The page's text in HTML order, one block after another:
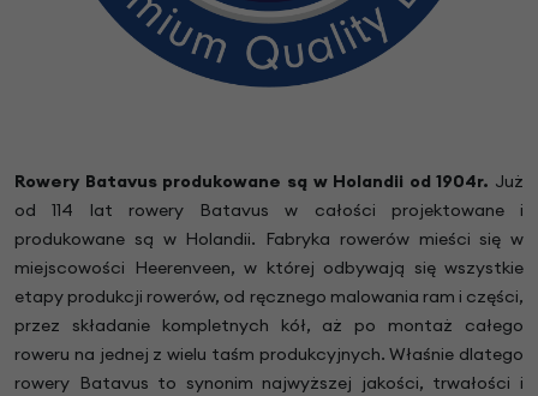
Rowery Batavus produkowane są w Holandii od 1904r. Już
od 114 lat rowery Batavus w całości projektowane i
produkowane są w Holandii. Fabryka rowerów mieści się w
miejscowości Heerenveen, w której odbywają się wszystkie
etapy produkcji rowerów, od ręcznego malowania ram i części,
przez składanie kompletnych kół, aż po montaż całego
roweru na jednej z wielu taśm produkcyjnych. Właśnie dlatego
rowery Batavus to synonim najwyższej jakości, trwałości i